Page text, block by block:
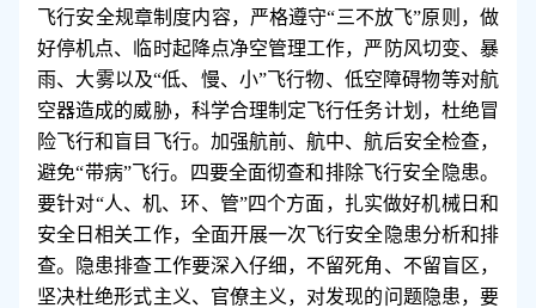
飞行安全规章制度内容，严格遵守“三不放飞”原则，做
好停机点、临时起降点净空管理工作，严防风切变、暴
雨、大雾以及“低、慢、小”飞行物、低空障碍物等对航
空器造成的威胁，科学合理制定飞行任务计划，杜绝冒
险飞行和盲目飞行。加强航前、航中、航后安全检查，
避免“带病”飞行。四要全面彻查和排除飞行安全隐患。
要针对“人、机、环、管”四个方面，扎实做好机械日和
安全日相关工作，全面开展一次飞行安全隐患分析和排
查。隐患排查工作要深入仔细，不留死角、不留盲区，
坚决杜绝形式主义、官僚主义，对发现的问题隐患，要